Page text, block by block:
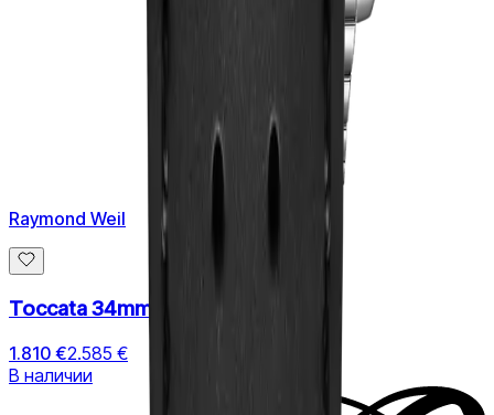
Raymond Weil
Toccata 34mm
1.810 €2.585 €
В наличии